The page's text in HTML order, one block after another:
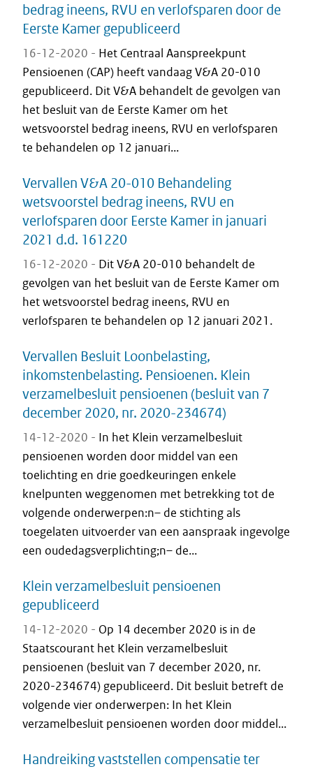
bedrag ineens, RVU en verlofsparen door de
Eerste Kamer gepubliceerd
16-12-2020 - Het Centraal Aanspreekpunt
Pensioenen (CAP) heeft vandaag V&A 20-010
gepubliceerd. Dit V&A behandelt de gevolgen van
het besluit van de Eerste Kamer om het
wetsvoorstel bedrag ineens, RVU en verlofsparen
te behandelen op 12 januari...
Vervallen V&A 20-010 Behandeling
wetsvoorstel bedrag ineens, RVU en
verlofsparen door Eerste Kamer in januari
2021 d.d. 161220
16-12-2020 - Dit V&A 20-010 behandelt de
gevolgen van het besluit van de Eerste Kamer om
het wetsvoorstel bedrag ineens, RVU en
verlofsparen te behandelen op 12 januari 2021.
Vervallen Besluit Loonbelasting,
inkomstenbelasting. Pensioenen. Klein
verzamelbesluit pensioenen (besluit van 7
december 2020, nr. 2020-234674)
14-12-2020 - In het Klein verzamelbesluit
pensioenen worden door middel van een
toelichting en drie goedkeuringen enkele
knelpunten weggenomen met betrekking tot de
volgende onderwerpen:n– de stichting als
toegelaten uitvoerder van een aanspraak ingevolge
een oudedagsverplichting;n– de...
Klein verzamelbesluit pensioenen
gepubliceerd
14-12-2020 - Op 14 december 2020 is in de
Staatscourant het Klein verzamelbesluit
pensioenen (besluit van 7 december 2020, nr.
2020-234674) gepubliceerd. Dit besluit betreft de
volgende vier onderwerpen: In het Klein
verzamelbesluit pensioenen worden door middel...
Handreiking vaststellen compensatie ter